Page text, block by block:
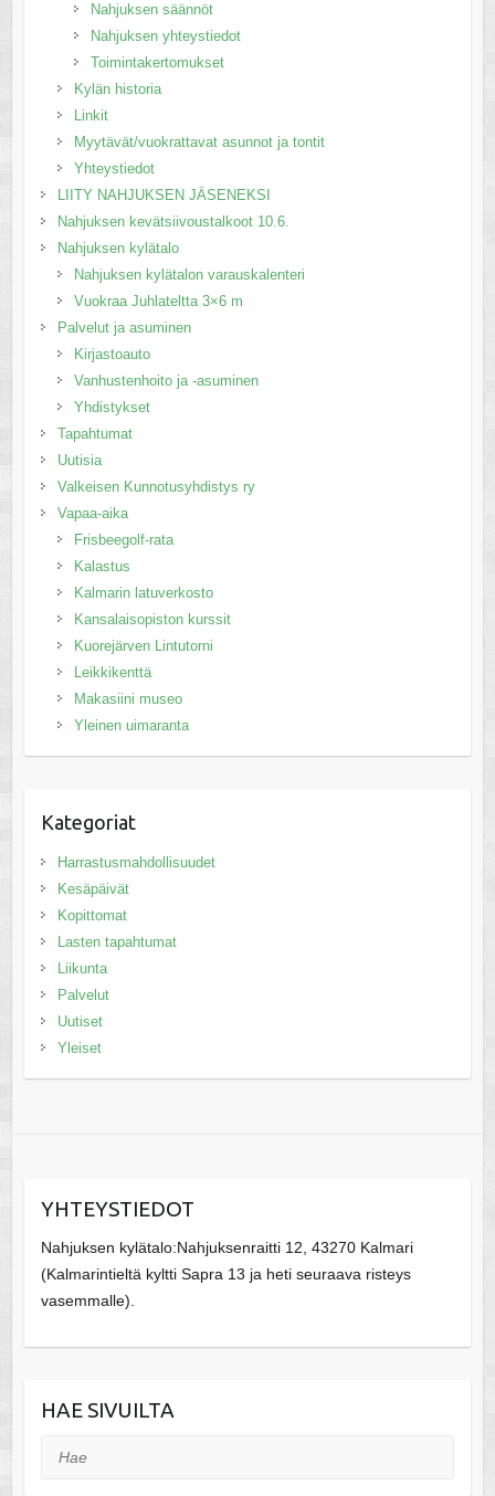
Nahjuksen säännöt
Nahjuksen yhteystiedot
Toimintakertomukset
Kylän historia
Linkit
Myytävät/vuokrattavat asunnot ja tontit
Yhteystiedot
LIITY NAHJUKSEN JÄSENEKSI
Nahjuksen kevätsiivoustalkoot 10.6.
Nahjuksen kylätalo
Nahjuksen kylätalon varauskalenteri
Vuokraa Juhlateltta 3×6 m
Palvelut ja asuminen
Kirjastoauto
Vanhustenhoito ja -asuminen
Yhdistykset
Tapahtumat
Uutisia
Valkeisen Kunnotusyhdistys ry
Vapaa-aika
Frisbeegolf-rata
Kalastus
Kalmarin latuverkosto
Kansalaisopiston kurssit
Kuorejärven Lintutorni
Leikkikenttä
Makasiini museo
Yleinen uimaranta
Kategoriat
Harrastusmahdollisuudet
Kesäpäivät
Kopittomat
Lasten tapahtumat
Liikunta
Palvelut
Uutiset
Yleiset
YHTEYSTIEDOT
Nahjuksen kylätalo:Nahjuksenraitti 12, 43270 Kalmari
(Kalmarintieltä kyltti Sapra 13 ja heti seuraava risteys
vasemmalle).
HAE SIVUILTA
Hae